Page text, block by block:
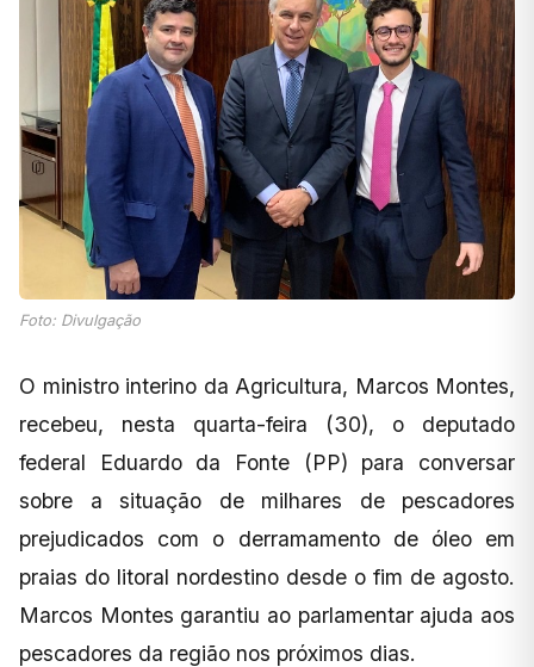
Foto: Divulgação
O ministro interino da Agricultura, Marcos Montes,
recebeu, nesta quarta-feira (30), o deputado
federal Eduardo da Fonte (PP) para conversar
sobre a situação de milhares de pescadores
prejudicados com o derramamento de óleo em
praias do litoral nordestino desde o fim de agosto.
Marcos Montes garantiu ao parlamentar ajuda aos
pescadores da região nos próximos dias.